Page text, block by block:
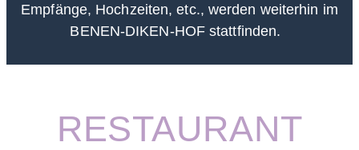
Empfänge, Hochzeiten, etc., werden weiterhin im
BENEN-DIKEN-HOF stattfinden.
RESTAURANT